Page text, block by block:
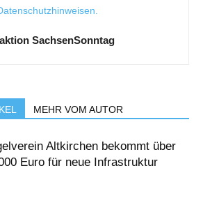
SachsenSonntag
MEHR VOM AUTOR
Altkirchen bekommt über
Euro für neue Infrastruktur